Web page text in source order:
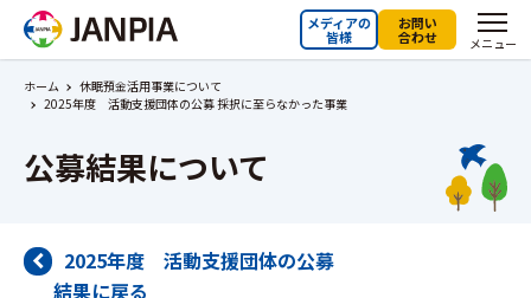
メニュー
メディアの
皆様
お問い
合わせ
ホーム
休眠預金活用事業について
2025年度 活動支援団体の公募 採択に至らなかった事業
公募結果について
2025年度 活動支援団体の公募
結果に戻る